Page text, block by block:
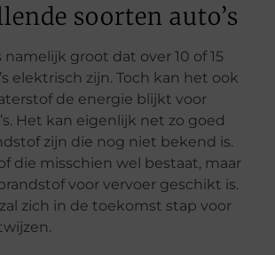
soorten auto’s
namelijk groot dat over 10 of 15
elektrisch zijn. Toch kan het ook
de energie blijkt voor
Het kan eigenlijk net zo goed
zijn die nog niet bekend is.
die misschien wel bestaat, maar
voor vervoer geschikt is.
zich in de toekomst stap voor